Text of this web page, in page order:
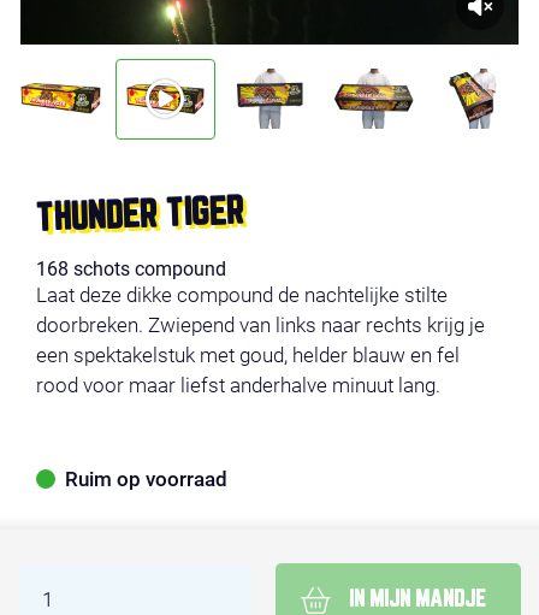
THUNDER TIGER
168 schots compound
Laat deze dikke compound de nachtelijke stilte
doorbreken. Zwiepend van links naar rechts krijg je
een spektakelstuk met goud, helder blauw en fel
rood voor maar liefst anderhalve minuut lang.
Ruim op voorraad
IN MIJN MANDJE